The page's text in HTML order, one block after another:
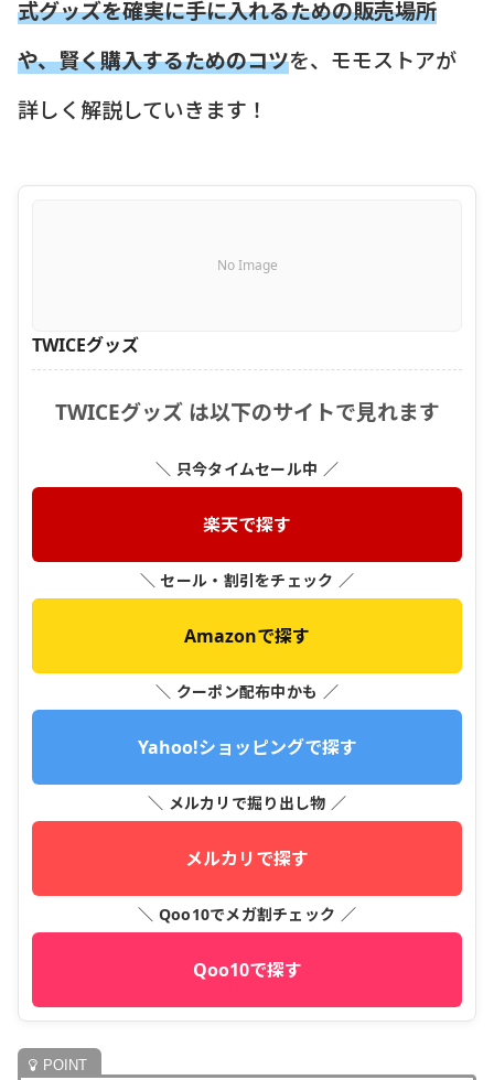
式グッズを確実に手に入れるための販売場所
や、賢く購入するためのコツを、モモストアが
詳しく解説していきます！
No Image
TWICEグッズ
TWICEグッズ は以下のサイトで見れます
＼ 只今タイムセール中 ／
楽天で探す
＼ セール・割引をチェック ／
Amazonで探す
＼ クーポン配布中かも ／
Yahoo!ショッピングで探す
＼ メルカリで掘り出し物 ／
メルカリで探す
＼ Qoo10でメガ割チェック ／
Qoo10で探す